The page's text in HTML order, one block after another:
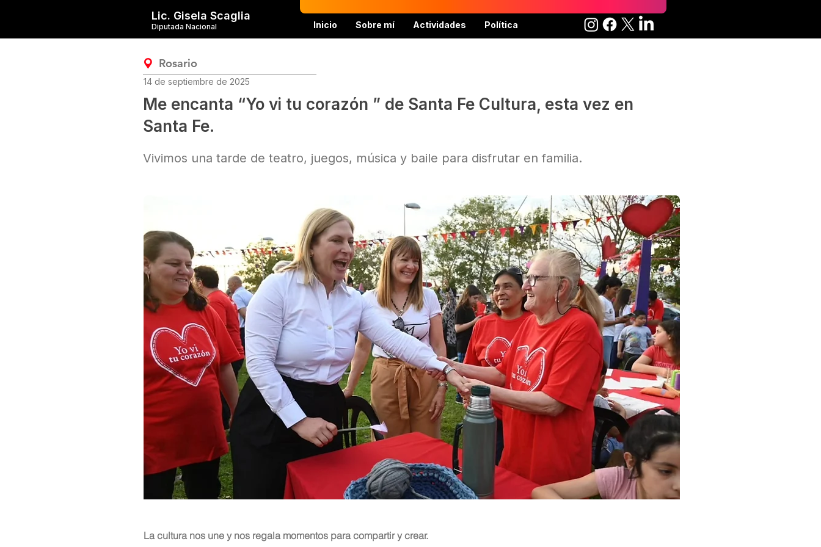
Diputada Nacional
Lic. Gisela Scaglia
Inicio Sobre mí Actividades Política
Rosario
14 de septiembre de 2025
Me encanta “Yo vi tu corazón ” de Santa Fe Cultura, esta vez en
Santa Fe.
Vivimos una tarde de teatro, juegos, música y baile para disfrutar en familia.
La cultura nos une y nos regala momentos para compartir y crear.